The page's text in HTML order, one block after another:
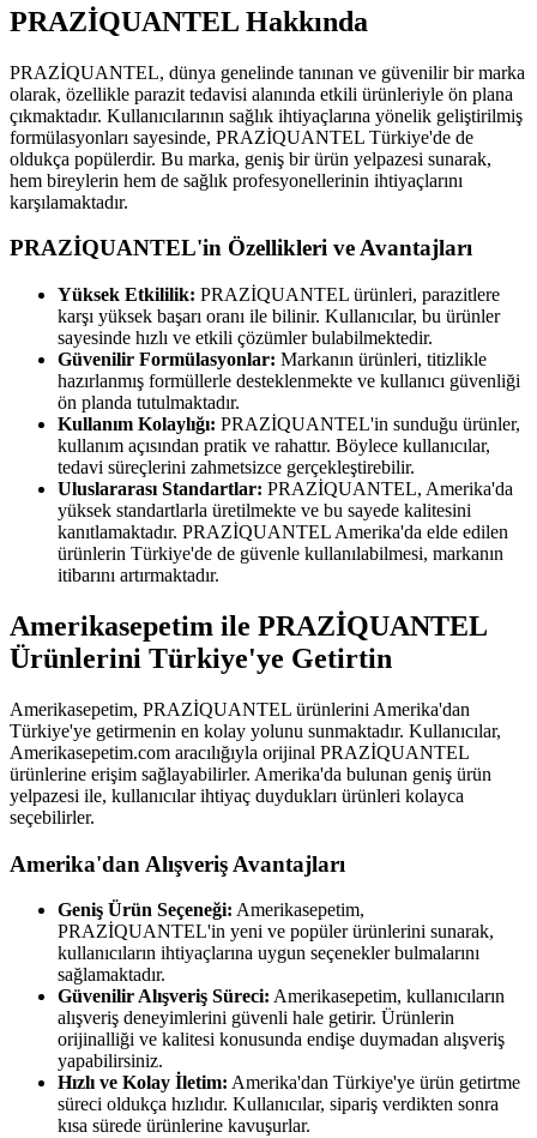
PRAZİQUANTEL Hakkında
PRAZİQUANTEL, dünya genelinde tanınan ve güvenilir bir marka
olarak, özellikle parazit tedavisi alanında etkili ürünleriyle ön plana
çıkmaktadır. Kullanıcılarının sağlık ihtiyaçlarına yönelik geliştirilmiş
formülasyonları sayesinde, PRAZİQUANTEL Türkiye'de de
oldukça popülerdir. Bu marka, geniş bir ürün yelpazesi sunarak,
hem bireylerin hem de sağlık profesyonellerinin ihtiyaçlarını
karşılamaktadır.
PRAZİQUANTEL'in Özellikleri ve Avantajları
Yüksek Etkililik: PRAZİQUANTEL ürünleri, parazitlere
karşı yüksek başarı oranı ile bilinir. Kullanıcılar, bu ürünler
sayesinde hızlı ve etkili çözümler bulabilmektedir.
Güvenilir Formülasyonlar: Markanın ürünleri, titizlikle
hazırlanmış formüllerle desteklenmekte ve kullanıcı güvenliği
ön planda tutulmaktadır.
Kullanım Kolaylığı: PRAZİQUANTEL'in sunduğu ürünler,
kullanım açısından pratik ve rahattır. Böylece kullanıcılar,
tedavi süreçlerini zahmetsizce gerçekleştirebilir.
Uluslararası Standartlar: PRAZİQUANTEL, Amerika'da
yüksek standartlarla üretilmekte ve bu sayede kalitesini
kanıtlamaktadır. PRAZİQUANTEL Amerika'da elde edilen
ürünlerin Türkiye'de de güvenle kullanılabilmesi, markanın
itibarını artırmaktadır.
Amerikasepetim ile PRAZİQUANTEL
Ürünlerini Türkiye'ye Getirtin
Amerikasepetim, PRAZİQUANTEL ürünlerini Amerika'dan
Türkiye'ye getirmenin en kolay yolunu sunmaktadır. Kullanıcılar,
Amerikasepetim.com aracılığıyla orijinal PRAZİQUANTEL
ürünlerine erişim sağlayabilirler. Amerika'da bulunan geniş ürün
yelpazesi ile, kullanıcılar ihtiyaç duydukları ürünleri kolayca
seçebilirler.
Amerika'dan Alışveriş Avantajları
Geniş Ürün Seçeneği: Amerikasepetim,
PRAZİQUANTEL'in yeni ve popüler ürünlerini sunarak,
kullanıcıların ihtiyaçlarına uygun seçenekler bulmalarını
sağlamaktadır.
Güvenilir Alışveriş Süreci: Amerikasepetim, kullanıcıların
alışveriş deneyimlerini güvenli hale getirir. Ürünlerin
orijinalliği ve kalitesi konusunda endişe duymadan alışveriş
yapabilirsiniz.
Hızlı ve Kolay İletim: Amerika'dan Türkiye'ye ürün getirtme
süreci oldukça hızlıdır. Kullanıcılar, sipariş verdikten sonra
kısa sürede ürünlerine kavuşurlar.